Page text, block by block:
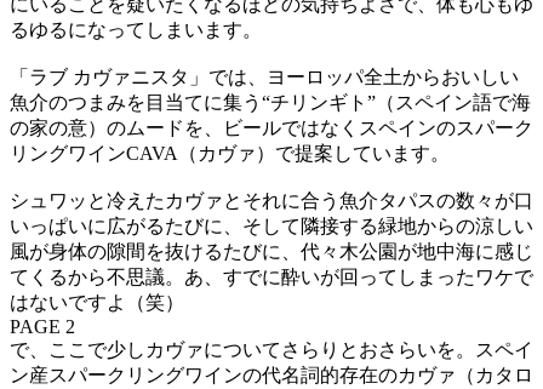
にいることを疑いたくなるほどの気持ちよさで、体も心もゆ
るゆるになってしまいます。
「ラブ カヴァニスタ」では、ヨーロッパ全土からおいしい
魚介のつまみを目当てに集う“チリンギト”（スペイン語で海
の家の意）のムードを、ビールではなくスペインのスパーク
リングワインCAVA（カヴァ）で提案しています。
シュワッと冷えたカヴァとそれに合う魚介タパスの数々が口
いっぱいに広がるたびに、そして隣接する緑地からの涼しい
風が身体の隙間を抜けるたびに、代々木公園が地中海に感じ
てくるから不思議。あ、すでに酔いが回ってしまったワケで
はないですよ（笑）
PAGE 2
で、ここで少しカヴァについてさらりとおさらいを。スペイ
ン産スパークリングワインの代名詞的存在のカヴァ（カタロ